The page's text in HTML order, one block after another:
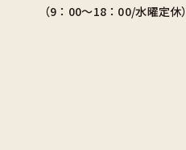
（9：00〜18：00/水曜定休）